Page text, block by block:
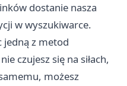
dostanie nasza
w wyszukiwarce.
jedną z metod
czujesz się na siłach,
możesz